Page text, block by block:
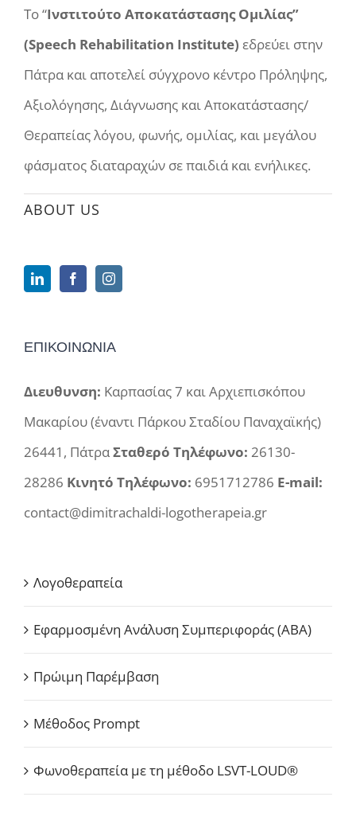
Το “Ινστιτούτο Αποκατάστασης Ομιλίας”
(Speech Rehabilitation Institute) εδρεύει στην
Πάτρα και αποτελεί σύγχρονο κέντρο Πρόληψης,
Αξιολόγησης, Διάγνωσης και Αποκατάστασης/
Θεραπείας λόγου, φωνής, ομιλίας, και μεγάλου
φάσματος διαταραχών σε παιδιά και ενήλικες.
ABOUT US
ΕΠΙΚΟΙΝΩΝΙΑ
Διευθυνση: Καρπασίας 7 και Αρχιεπισκόπου
Μακαρίου (έναντι Πάρκου Σταδίου Παναχαϊκής)
26441, ΠάτραΣταθερό Τηλέφωνο: 26130-
28286 Κινητό Τηλέφωνο: 6951712786 E-mail:
contact@dimitrachaldi-logotherapeia.gr
Λογοθεραπεία
Εφαρμοσμένη Ανάλυση Συμπεριφοράς (ABA)
Πρώιμη Παρέμβαση
Μέθοδος Prompt
Φωνοθεραπεία με τη μέθοδο LSVT-LOUD®